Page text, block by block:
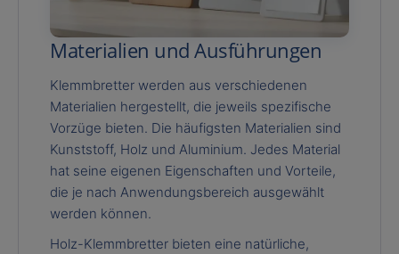
Materialien und Ausführungen
Klemmbretter werden aus verschiedenen
Materialien hergestellt, die jeweils spezifische
Vorzüge bieten. Die häufigsten Materialien sind
Kunststoff, Holz und Aluminium. Jedes Material
hat seine eigenen Eigenschaften und Vorteile,
die je nach Anwendungsbereich ausgewählt
werden können.
Holz-Klemmbretter bieten eine natürliche,